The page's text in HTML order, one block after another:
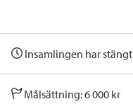
Insamlingen har stängt
Målsättning: 6 000 kr